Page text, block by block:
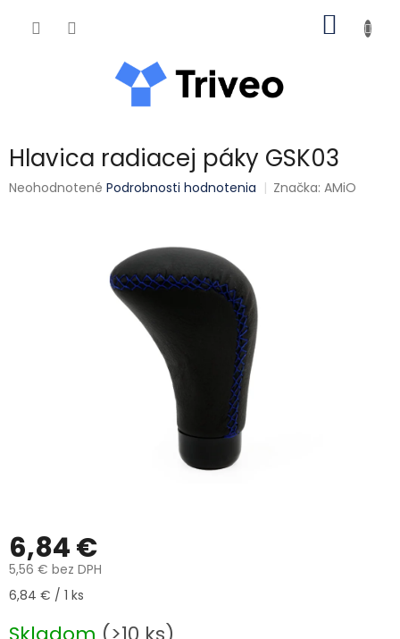
Hlavica radiacej páky GSK03
Priemerné hodnotenie produktu je 0,0 z 5 hviezdičiek.
Neohodnotené Podrobnosti hodnotenia Značka:AMiO
6,84 €
5,56 € bez DPH
Jednotková cena:
6,84 € / 1 ks